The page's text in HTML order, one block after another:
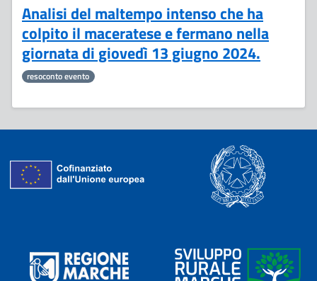
Analisi del maltempo intenso che ha
colpito il maceratese e fermano nella
giornata di giovedì 13 giugno 2024.
resoconto evento